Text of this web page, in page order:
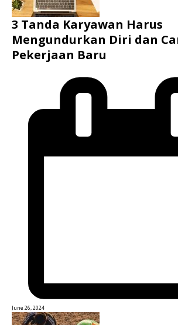
3 Tanda Karyawan Harus
Mengundurkan Diri dan
Pekerjaan Baru
June 26, 2024